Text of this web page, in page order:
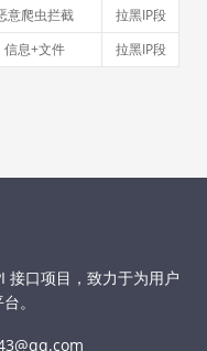
意爬虫拦截
拉黑IP段
信息+文件 拉黑IP段
接口项目，致力于为用户
。